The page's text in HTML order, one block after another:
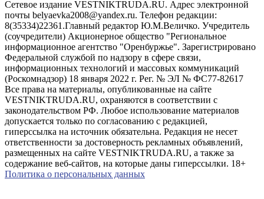
Сетевое издание VESTNIKTRUDA.RU. Адрес электронной
почты belyaevka2008@yandex.ru. Телефон редакции:
8(35334)22361.Главный редактор Ю.М.Величко. Учредитель
(соучредители) Акционерное общество "Региональное
информационное агентство "Оренбуржье". Зарегистрировано
Федеральной службой по надзору в сфере связи,
информационных технологий и массовых коммуникаций
(Роскомнадзор) 18 января 2022 г. Рег. № ЭЛ № ФС77-82617
Все права на материалы, опубликованные на сайте
VESTNIKTRUDA.RU, охраняются в соответствии с
законодательством РФ. Любое использование материалов
допускается только по согласованию с редакцией,
гиперссылка на источник обязательна. Редакция не несет
ответственности за достоверность рекламных объявлений,
размещенных на сайте VESTNIKTRUDA.RU, а также за
содержание веб-сайтов, на которые даны гиперссылки. 18+
Политика о персональных данных